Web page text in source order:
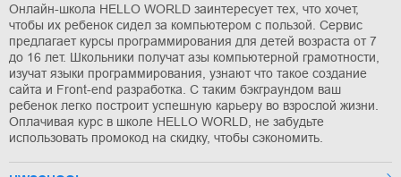
Онлайн-школа ​​HELLO WORLD заинтересует тех, что хочет,
чтобы их ребенок сидел за компьютером с пользой. Сервис
предлагает курсы программирования для детей возраста от 7
до 16 лет. Школьники получат азы компьютерной грамотности,
изучат языки программирования, узнают что такое создание
сайта и Front-end разработка. С таким бэкграундом ваш
ребенок легко построит успешную карьеру во взрослой жизни.
Оплачивая курс в школе ​​HELLO WORLD, не забудьте
использовать промокод на скидку, чтобы сэкономить.